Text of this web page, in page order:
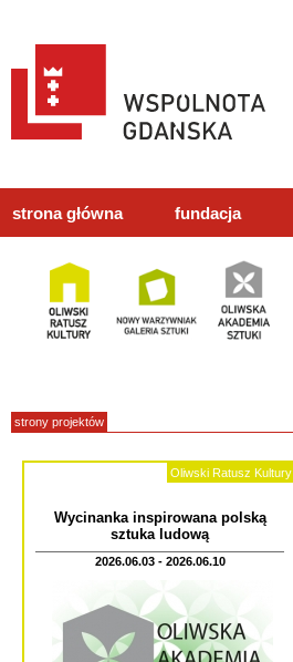
strona główna fundacja
strony projektów
Oliwski Ratusz Kultury
Wycinanka inspirowana polską
sztuka ludową
2026.06.03 - 2026.06.10